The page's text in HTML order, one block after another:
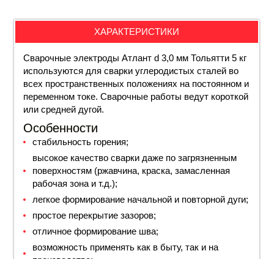
ХАРАКТЕРИСТИКИ
Сварочные электроды Атлант d 3,0 мм Тольятти 5 кг
используются для сварки углеродистых сталей во
всех пространственных положениях на постоянном и
переменном токе. Сварочные работы ведут короткой
или средней дугой.
Особенности
стабильность горения;
высокое качество сварки даже по загрязненным
поверхностям (ржавчина, краска, замасленная
рабочая зона и т.д.);
легкое формирование начальной и повторной дуги;
простое перекрытие зазоров;
отличное формирование шва;
возможность применять как в быту, так и на